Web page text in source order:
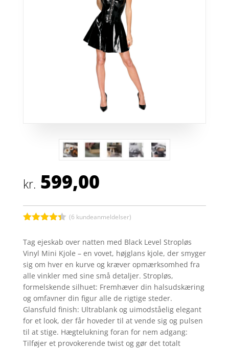
kr. 599,00
ud af 5
baseret
på
kundebedø
mmelser
(6 kundeanmeldelser)
Tag ejeskab over natten med Black Level Stropløs
Vinyl Mini Kjole – en vovet, højglans kjole, der smyger
sig om hver en kurve og kræver opmærksomhed fra
alle vinkler med sine små detaljer. Stropløs,
formelskende silhuet: Fremhæver din halsudskæring
og omfavner din figur alle de rigtige steder.
Glansfuld finish: Ultrablank og uimodståelig elegant
for et look, der får hoveder til at vende sig og pulsen
til at stige. Hægtelukning foran for nem adgang:
Tilføjer et provokerende twist og gør det totalt